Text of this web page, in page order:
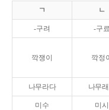
ㄱ ㄴ
-구려 -구료
깍쟁이 깍정이
나무라다 나무
미수 미시